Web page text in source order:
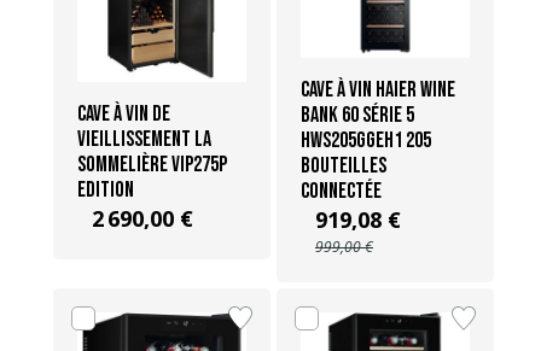
Cave à vin de
vieillissement La
Sommelière VIP275P
EDITION
2 690,00 €
Cave à vin Haier Wine
Bank 60 Série 5
HWS205GGEH1 205
bouteilles
Connectée
919,08 €
999,00 €